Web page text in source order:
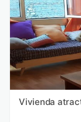
Vivienda